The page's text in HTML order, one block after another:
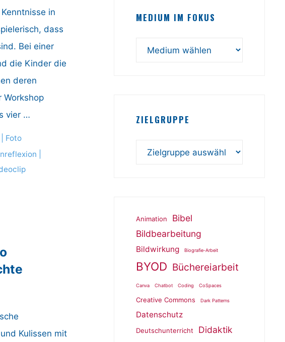
in
dass
Bei einer
die Kinder die
deren
Workshop
vier …
Foto
Kulissen mit
MEDIUM IM FOKUS
ZIELGRUPPE
Animation
Bibel
Bildbearbeitung
Bildwirkung Biografie-Arbeit
BYOD Büchereiarbeit
Canva Chatbot Coding CoSpaces
Creative Commons Dark Patterns
Datenschutz
Deutschunterricht Didaktik